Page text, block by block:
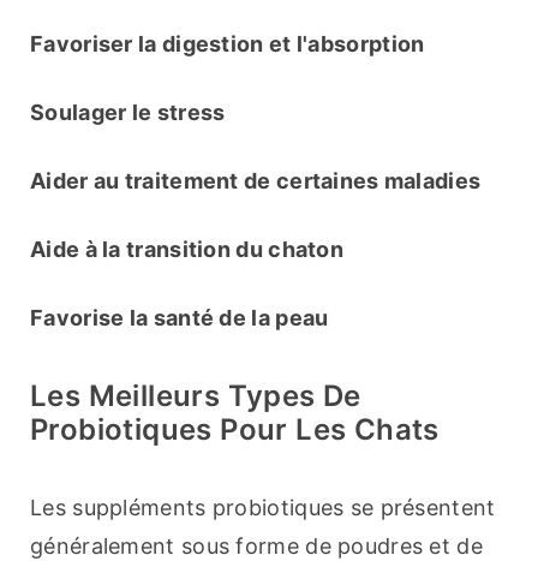
Favoriser la digestion et l'absorption
Soulager le stress
Aider au traitement de certaines maladies
Aide à la transition du chaton
Favorise la santé de la peau
Les Meilleurs Types De
Probiotiques Pour Les Chats
Les suppléments probiotiques se présentent
généralement sous forme de poudres et de